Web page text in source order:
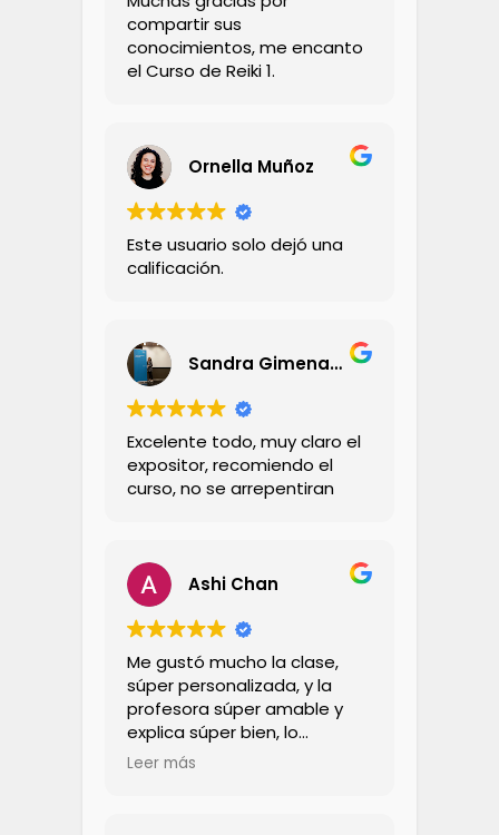
compartir sus
conocimientos, me encanto
el Curso de Reiki 1.
Ornella Muñoz
Este usuario solo dejó una
calificación.
Sandra Gimena Carrillo Carrillo
Excelente todo, muy claro el
expositor, recomiendo el
curso, no se arrepentiran
Ashi Chan
Me gustó mucho la clase,
súper personalizada, y la
profesora súper amable y
explica súper bien, lo
recomiendo totalmente,
Leer más